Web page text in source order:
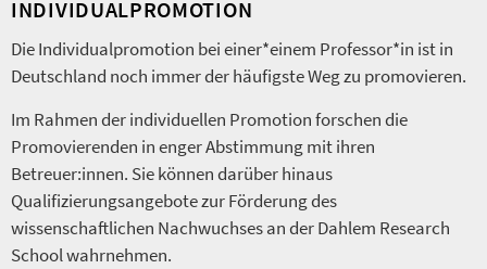
INDIVIDUALPROMOTION
Die Individualpromotion bei einer*einem Professor*in ist in
Deutschland noch immer der häufigste Weg zu promovieren.
Im Rahmen der individuellen Promotion forschen die
Promovierenden in enger Abstimmung mit ihren
Betreuer:innen. Sie können darüber hinaus
Qualifizierungsangebote zur Förderung des
wissenschaftlichen Nachwuchses an der Dahlem Research
School wahrnehmen.